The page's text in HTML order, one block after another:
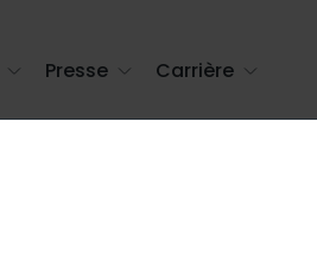
Presse Carrière